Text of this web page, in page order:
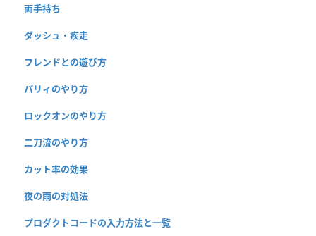
両手持ち
ダッシュ・疾走
フレンドとの遊び方
パリィのやり方
ロックオンのやり方
二刀流のやり方
カット率の効果
夜の雨の対処法
プロダクトコードの入力方法と一覧